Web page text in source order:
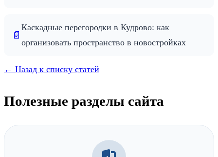
📄
Каскадные перегородки в Кудрово: как
организовать пространство в новостройках
← Назад к списку статей
Полезные разделы сайта